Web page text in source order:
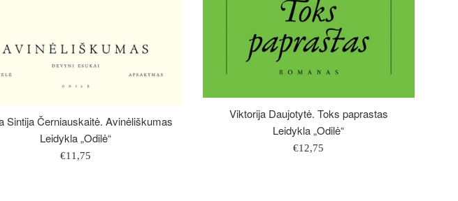
Sintija Černiauskaitė. Avinėliškumas
Leidykla „Odilė“
Įprasta
€11,75
Viktorija Daujotytė. Toks paprastas
Leidykla „Odilė“
Įprasta
€12,75